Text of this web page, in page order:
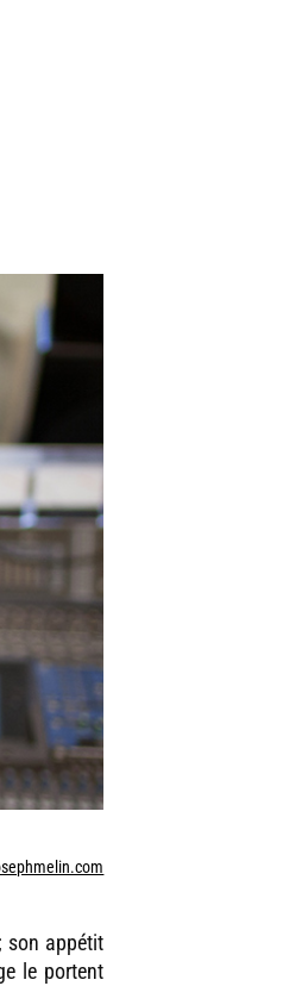
son appétit
le portent